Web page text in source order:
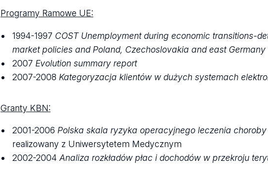
Programy Ramowe UE:
1994-1997 COST Unemployment during economic transitions-
market policies and Poland, Czechoslovakia andeast Germany
2007 Evolution summary report
2007-2008 Kategoryzacja klientów w dużych systemach
Granty KBN:
2001-2006 Polska skala ryzyka operacyjnego leczenia
realizowany z Uniwersytetem Medycznym
2002-2004Analiza rozkładów płac i dochodów w przekroju